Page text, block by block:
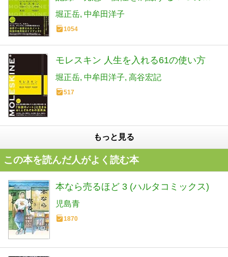
い方
堀正岳 中牟田洋子
1054
モレスキン 人生を入れる61の使い方
堀正岳 中牟田洋子 高谷宏記
517
もっと見る
この本を読んだ人がよく読む本
本なら売るほど 3 (ハルタコミックス)
児島青
1870